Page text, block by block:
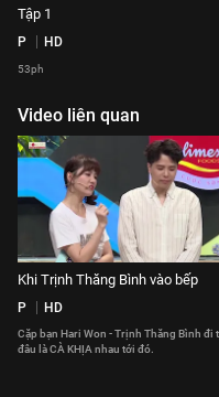
Tập 1
P HD
53ph
Video liên quan
Khi Trịnh Thăng Bình vào bếp
P HD
Cặp bạn Hari Won - Trịnh Thăng Bình đi
đâu là CÀ KHỊA nhau tới đó.